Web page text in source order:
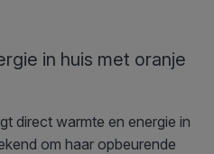
in huis met oranje
direct warmte en energie in
om haar opbeurende